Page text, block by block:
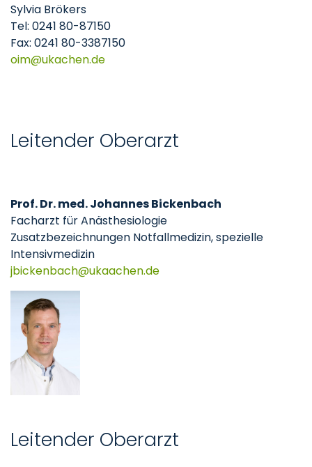
Sylvia Brökers
Tel: 0241 80-87150
Fax: 0241 80-3387150
oim@ukachen.de
Leitender Oberarzt
Prof. Dr. med. Johannes Bickenbach
Facharzt für Anästhesiologie
Zusatzbezeichnungen Notfallmedizin, spezielle
Intensivmedizin
jbickenbach
ukaachende
Leitender Oberarzt